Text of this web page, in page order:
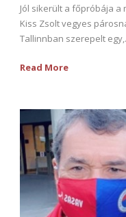
Jól sikerült a főpróbája a
Kiss Zsolt vegyes
Tallinnban szerepelt
Read More